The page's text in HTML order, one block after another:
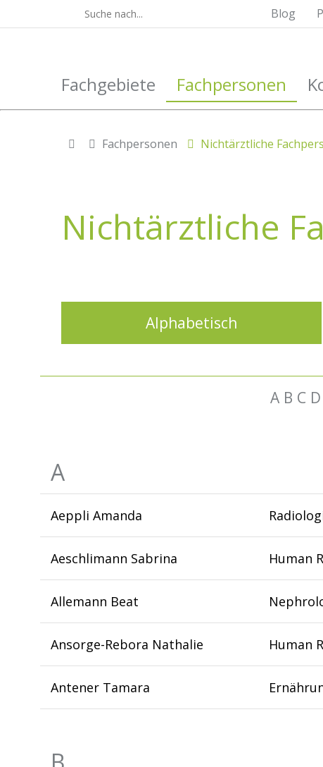
Blog
Fachgebiete Fachpersonen
Fachpersonen Nichtärztliche
Nichtärztliche
Alphabetisch
A B C D
A
Aeppli Amanda
Aeschlimann Sabrina Human
Allemann Beat
Ansorge-Rebora Nathalie Human
Antener Tamara